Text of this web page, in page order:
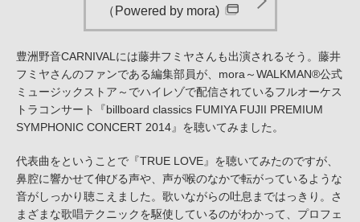
（Powered by mora)
豊洲野音CARNIVALには藤井フミヤさんも出演されるそう。藤井
フミヤさんのファンである編集部員が、mora～WALKMAN®公式
ミュージックストア～でハイレゾで配信されているフルオーケス
トラコンサート『billboard classics FUMIYA FUJII PREMIUM
SYMPHONIC CONCERT 2014』を聴いてみました。
代表曲をということで『TRUE LOVE』を聴いてみたのですが、
鼻腔に響かせて伸びる声や、声が喉のなかで転がっているような
音がしっかり聴こえました。歌いながらの吐息まではっきり。さ
まざまな歌唱テクニックを駆使しているのがわかって、プロフェ